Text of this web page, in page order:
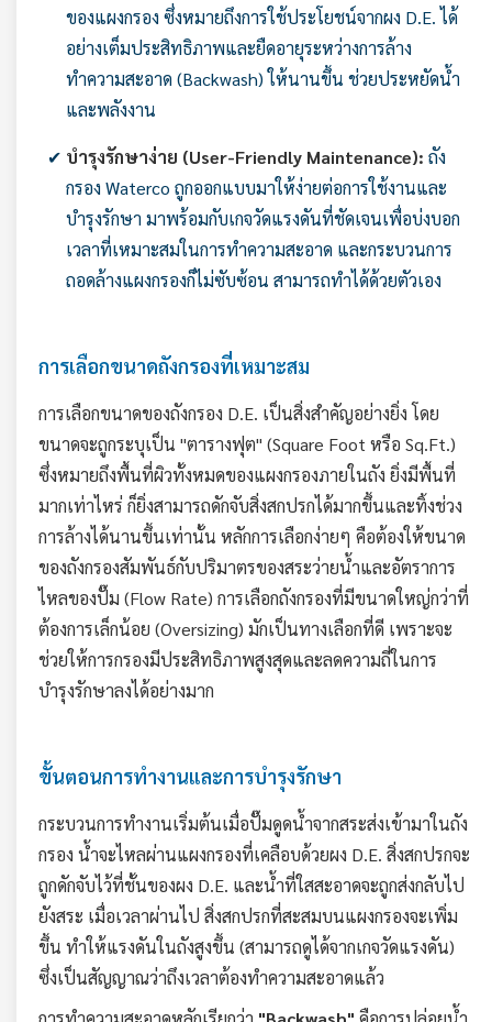
ของแผงกรอง ซึ่งหมายถึงการใช้ประโยชน์จากผง D.E. ได้
อย่างเต็มประสิทธิภาพและยืดอายุระหว่างการล้าง
ทำความสะอาด (Backwash) ให้นานขึ้น ช่วยประหยัดน้ำ
และพลังงาน
บำรุงรักษาง่าย (User-Friendly Maintenance): ถัง
กรอง Waterco ถูกออกแบบมาให้ง่ายต่อการใช้งานและ
บำรุงรักษา มาพร้อมกับเกจวัดแรงดันที่ชัดเจนเพื่อบ่งบอก
เวลาที่เหมาะสมในการทำความสะอาด และกระบวนการ
ถอดล้างแผงกรองก็ไม่ซับซ้อน สามารถทำได้ด้วยตัวเอง
การเลือกขนาดถังกรองที่เหมาะสม
การเลือกขนาดของถังกรอง D.E. เป็นสิ่งสำคัญอย่างยิ่ง โดย
ขนาดจะถูกระบุเป็น "ตารางฟุต" (Square Foot หรือ Sq.Ft.)
ซึ่งหมายถึงพื้นที่ผิวทั้งหมดของแผงกรองภายในถัง ยิ่งมีพื้นที่
มากเท่าไหร่ ก็ยิ่งสามารถดักจับสิ่งสกปรกได้มากขึ้นและทิ้งช่วง
การล้างได้นานขึ้นเท่านั้น หลักการเลือกง่ายๆ คือต้องให้ขนาด
ของถังกรองสัมพันธ์กับปริมาตรของสระว่ายน้ำและอัตราการ
ไหลของปั๊ม (Flow Rate) การเลือกถังกรองที่มีขนาดใหญ่กว่าที่
ต้องการเล็กน้อย (Oversizing) มักเป็นทางเลือกที่ดี เพราะจะ
ช่วยให้การกรองมีประสิทธิภาพสูงสุดและลดความถี่ในการ
บำรุงรักษาลงได้อย่างมาก
ขั้นตอนการทำงานและการบำรุงรักษา
กระบวนการทำงานเริ่มต้นเมื่อปั๊มดูดน้ำจากสระส่งเข้ามาในถัง
กรอง น้ำจะไหลผ่านแผงกรองที่เคลือบด้วยผง D.E. สิ่งสกปรกจะ
ถูกดักจับไว้ที่ชั้นของผง D.E. และน้ำที่ใสสะอาดจะถูกส่งกลับไป
ยังสระ เมื่อเวลาผ่านไป สิ่งสกปรกที่สะสมบนแผงกรองจะเพิ่ม
ขึ้น ทำให้แรงดันในถังสูงขึ้น (สามารถดูได้จากเกจวัดแรงดัน)
ซึ่งเป็นสัญญาณว่าถึงเวลาต้องทำความสะอาดแล้ว